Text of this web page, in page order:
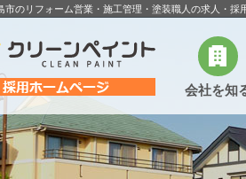
市のリフォーム営業・施工管理・塗装職人の求人・
会社を知